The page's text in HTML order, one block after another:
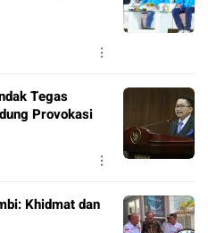
Tegas
Provokasi
Khidmat dan